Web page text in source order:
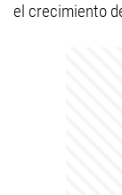
el crecimiento